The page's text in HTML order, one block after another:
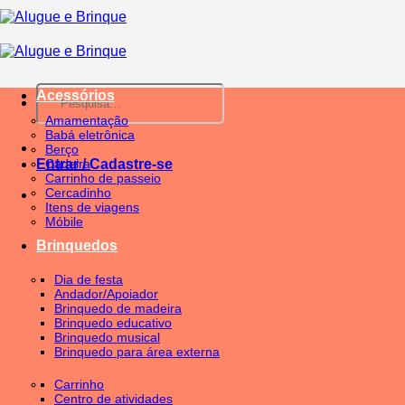
Skip
to
Pesquisar
por:
Entrar / Cadastre-se
Acessórios
Amamentação
Babá eletrônica
Berço
Cadeira
Carrinho de passeio
Cercadinho
Itens de viagens
Móbile
Brinquedos
Dia de festa
Andador/Apoiador
Brinquedo de madeira
Brinquedo educativo
Brinquedo musical
Brinquedo para área externa
Carrinho
Centro de atividades